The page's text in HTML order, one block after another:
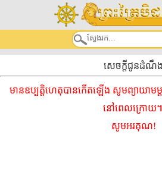
សេចក្តីជូនដំណឹង
មានឧប្បត្តិហេតុបានកើតឡើង សូមព្យាយា
នៅពេលក្រោយ
សូមអរគុណ!